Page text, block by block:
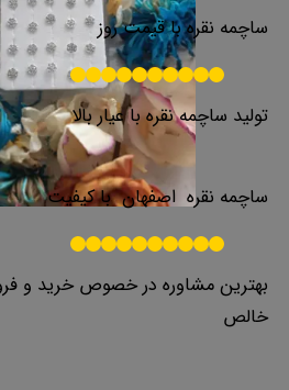
ساچمه نقره با قیمت روز
تولید ساچمه نقره با عیار بالا
ساچمه نقره اصفهان با کیفیت
بهترین مشاوره در خصوص خرید و
خالص